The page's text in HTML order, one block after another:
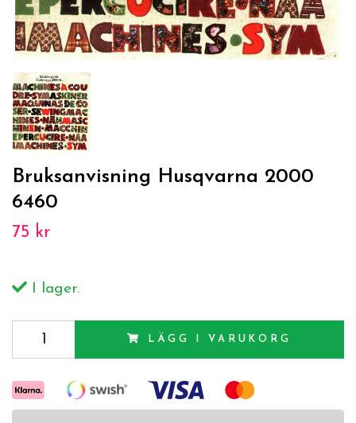
Bruksanvisning Husqvarna 2000
6460
75 kr
I lager.
LÄGG I VARUKORG